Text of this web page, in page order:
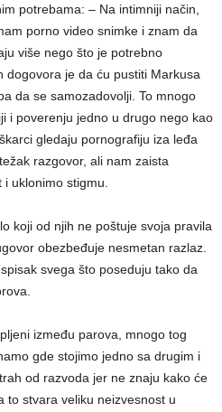
potrebama: – Na intimniji način,
porno video snimke i znam da
više nego što je potrebno
dogovora je da ću pustiti Markusa
da se samozadovolji. To mnogo
i poverenju jedno u drugo nego kao
gledaju pornografiju iza leđa
razgovor, ali nam zaista
uklonimo stigmu.
koji od njih ne poštuje svoja pravila
obezbeđuje nesmetan razlaz.
svega što poseduju tako da
između parova, mnogo tog
gde stojimo jedno sa drugim i
od razvoda jer ne znaju kako će
to stvara veliku neizvesnost u